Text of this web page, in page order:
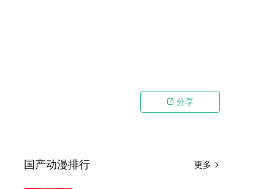
 分享
更多 
国产动漫排行